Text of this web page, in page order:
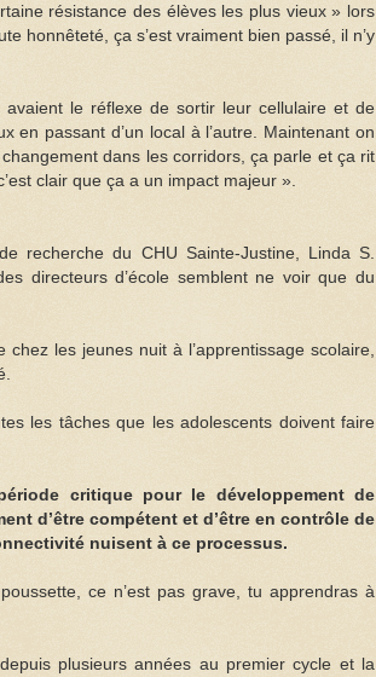
résistance des élèves les plus vieux » lors
honnêteté, ça s’est vraiment bien passé, il n’y
avaient le réflexe de sortir leur cellulaire et de
en passant d’un local à l’autre. Maintenant on
dans les corridors, ça parle et ça rit
clair que ça a un impact majeur ».
recherche du CHU Sainte-Justine, Linda S.
directeurs d’école semblent ne voir que du
les jeunes nuit à l’apprentissage scolaire,
les tâches que les adolescents doivent faire
critique pour le développement de
d’être compétent et d’être en contrôle de
nuisent à ce processus.
ce n’est pas grave, tu apprendras à
plusieurs années au premier cycle et la